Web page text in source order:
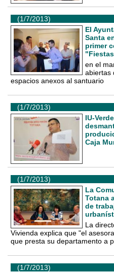
(1/7/2013)
El
Santa
primer
en el
abiertas
espacios anexos al santuario
(1/7/2013)
IU-
Caja
(1/7/2013)
La
Totana
de
La
Vivienda explica que "el
que presta su departamento a
(1/7/2013)